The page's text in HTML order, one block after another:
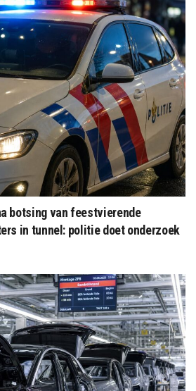
botsing van feestvierende
in tunnel: politie doet onderzoek